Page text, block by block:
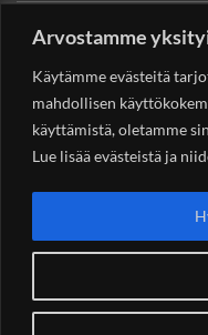
Arvostamme
Käytämme evästeitä
mahdollisen
käyttämistä, oletamme
Lue lisää evästeistä ja
Nostimet
YHTEYSTIEDOT
Helsingin
00890 Helsinki 0400 99